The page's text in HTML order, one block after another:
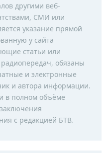
другими веб-
СМИ или
указание прямой
у сайта
статьи или
обязаны
и электронные
и автора информации.
в полном объёме
с редакцией БТВ.